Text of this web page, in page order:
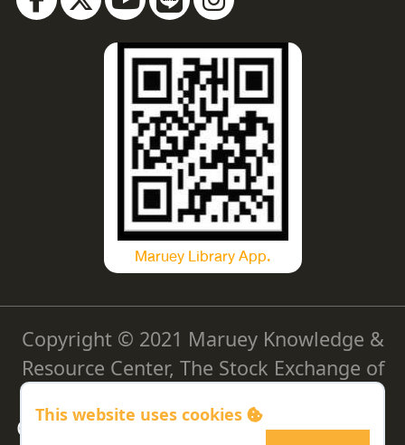
This website uses cookies
Maruey Library App.
Copyright © 2021 Maruey Knowledge &
Resource Center, The Stock Exchange of
Cookie Policy|Privacy Policy|